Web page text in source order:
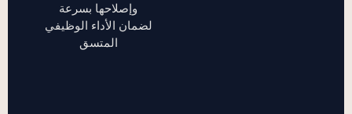
وإصلاحها بسرعة
لضمان الأداء الوظيفي
المتسق